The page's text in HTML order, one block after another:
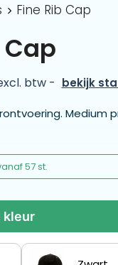
Fine Rib Cap
Cap
btw - bekijk
Medium
57 st.
kleur